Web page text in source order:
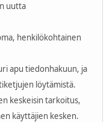
uutta
henkilökohtainen
apu tiedonhakuun, ja
löytämistä.
keskeisin tarkoitus,
käyttäjien kesken.